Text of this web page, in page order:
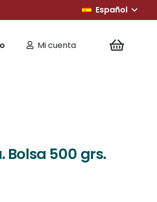
Español
Mi cuenta
Bolsa 500 grs.